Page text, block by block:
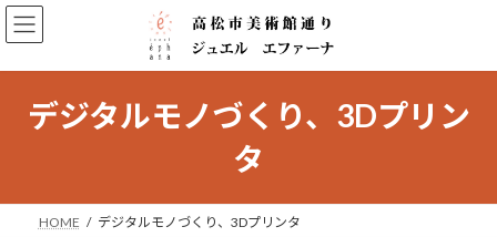
コ
ン
ン
プ
ナ
ビ
ー
動
デジタルモノづくり、3Dプリン
タ
HOME デジタルモノづくり、3Dプリンタ